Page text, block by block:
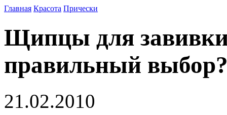
Главная Красота Прически
Щипцы для завивки
правильный
21.02.2010